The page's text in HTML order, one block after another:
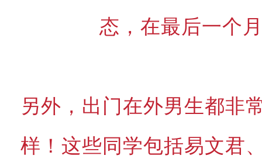
态，在最后一个
另外，出门在外男生都非
样！这些同学包括易文君